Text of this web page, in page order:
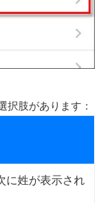
択肢があります：
に姓が表示され